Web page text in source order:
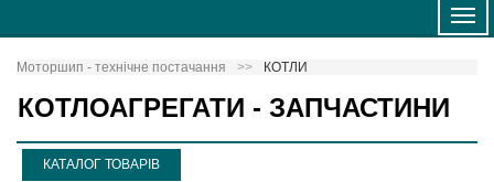
Моторшип - технічне постачання КОТЛИ
КОТЛОАГРЕГАТИ - ЗАПЧАСТИНИ
КАТАЛОГ ТОВАРІВ